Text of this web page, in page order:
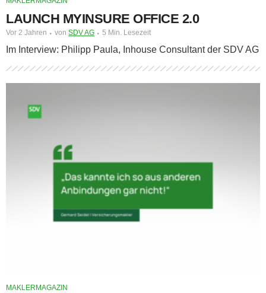
LAUNCH MYINSURE OFFICE 2.0
Vor 2 Jahren von SDV AG 5 Min. Lesezeit
Im Interview: Philipp Paula, Inhouse Consultant der SDV AG
MAKLERMAGAZIN